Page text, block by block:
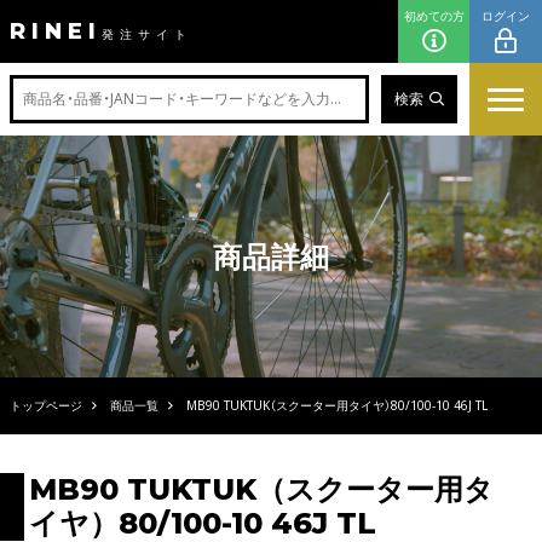
RINEI 発注サイト
初めての方 ログイン
検索
商品詳細
トップページ 商品一覧 MB90 TUKTUK（スクーター用タイヤ）80/100-10 46J TL
MB90 TUKTUK（スクーター用タ
イヤ）80/100-10 46J TL